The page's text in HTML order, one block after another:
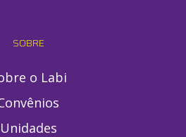
SOBRE
o Labi
Unidades